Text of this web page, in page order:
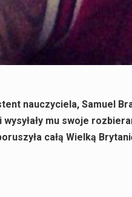
nauczyciela, Samuel
wysyłały mu swoje
całą Wielką